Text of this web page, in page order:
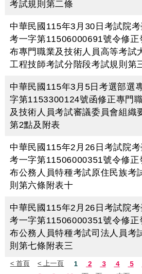
考試規則第二條
中華民國115年3月30日考試院考
考一字第11506000691號令修正
布專門職業及技術人員高等考試
工程技師考試分階段考試規則第
中華民國115年3月5日考選部選
字第1153300124號函修正專門
及技術人員考試審議委員會組織
第2點及附表
中華民國115年2月26日考試院考
考一字第11506000351號令修正
布公務人員特種考試原住民族考
則第六條附表十
中華民國115年2月26日考試院考
考一字第11506000351號令修正
布公務人員特種考試司法人員考
則第七條附表三